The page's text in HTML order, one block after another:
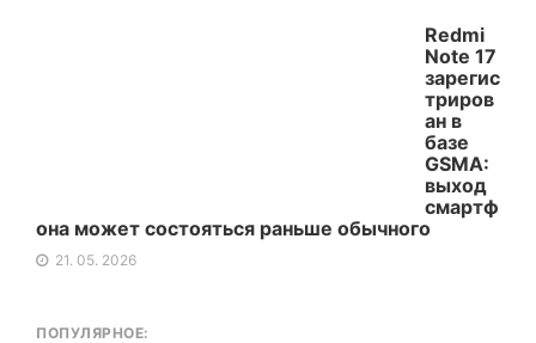
Redmi
Note 17
зарегис
триров
ан в
базе
GSMA:
выход
смартф
она может состояться раньше обычного
21. 05. 2026
ПОПУЛЯРНОЕ: